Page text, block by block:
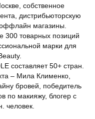
собственное
дистрибьюторскую
магазины.
300 товарных позиций
марки для
составляет 50+ стран.
– Мила Клименко,
бровей, победитель
по макияжу, блогер с
человек.